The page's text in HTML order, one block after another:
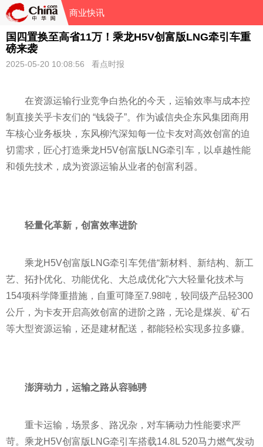
商业快讯
国四置换至高省11万！乘龙H5V创富版LNG牵引车重
磅来袭
2025-05-20 10:08:56 看点时报
在资源运输行业竞争白热化的今天，运输效率与成本控
制直接关乎卡友们的 “钱袋子”。作为诚信央企东风集团商用
车核心业务板块，东风柳汽深知每一位卡友对高效创富的迫
切需求，匠心打造乘龙H5V创富版LNG牵引车，以卓越性能
和领先技术，成为资源运输从业者的创富利器。
轻量化革新，创富效率进阶
乘龙H5V创富版LNG牵引车凭借“新材料、新结构、新工
艺、拓扑优化、功能优化、大总成优化”六大轻量化技术与
154项科学降重措施，自重可降至7.98吨，较同级产品轻300
公斤，为卡友开启高效创富的进阶之路，无论是煤炭、矿石
等大型资源运输，还是建材配送，都能轻松实现多拉多赚。
澎湃动力，运输之路从容驰骋
重卡运输，场景多、路况杂，对车辆动力性能要求严
苛。乘龙H5V创富版LNG牵引车搭载14.8L 520马力燃气发动